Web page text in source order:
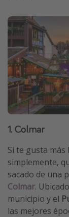
1. Colmar
Si te gusta más
simplemente,
sacado de una
Colmar.
municipio y el
las mejores